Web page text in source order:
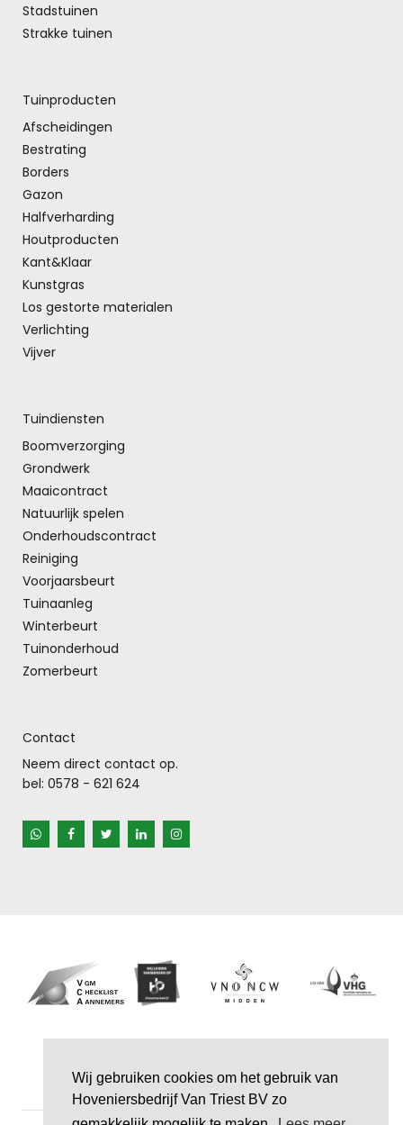
Wij gebruiken cookies om het gebruik van
Hoveniersbedrijf Van Triest BV zo
Stadstuinen
Strakke tuinen
Tuinproducten
Afscheidingen
Bestrating
Borders
Gazon
Halfverharding
Houtproducten
Kant&Klaar
Kunstgras
Los gestorte materialen
Verlichting
Vijver
Tuindiensten
Boomverzorging
Grondwerk
Maaicontract
Natuurlijk spelen
Onderhoudscontract
Reiniging
Voorjaarsbeurt
Tuinaanleg
Winterbeurt
Tuinonderhoud
Zomerbeurt
Contact
Neem direct contact op.
bel: 0578 - 621 624